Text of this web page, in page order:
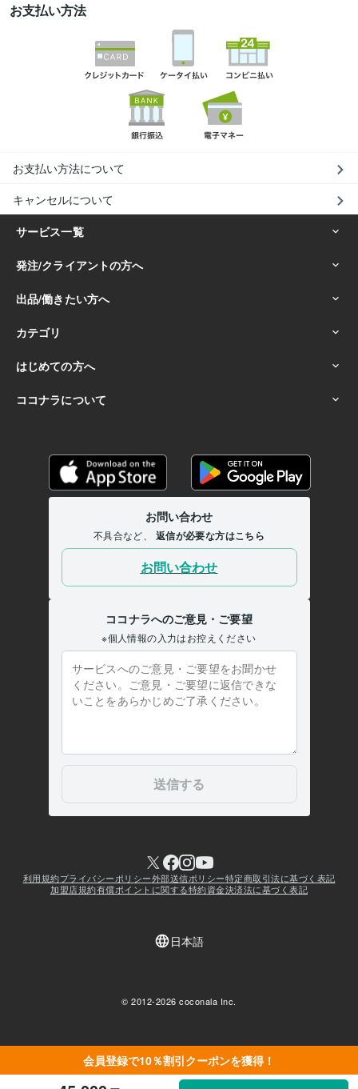
会員登録で10％割引クーポンを獲得！
お支払い方法
お支払い方法について
キャンセルについて